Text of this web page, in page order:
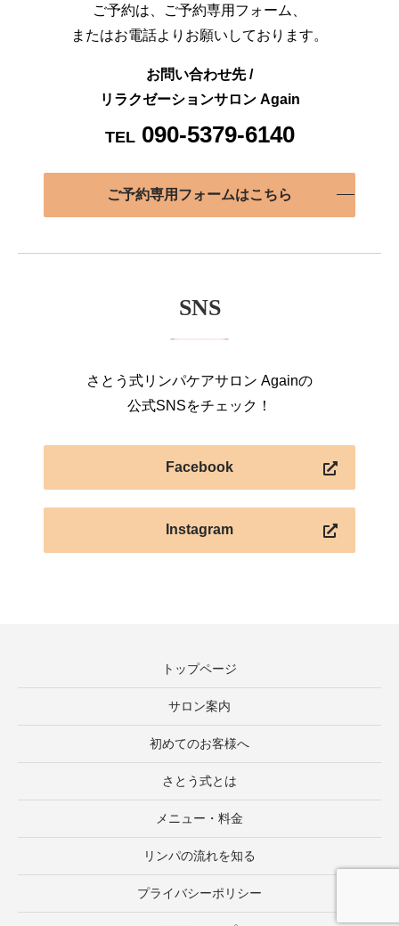
ご予約は、ご予約専用フォーム、
またはお電話よりお願いしております。
お問い合わせ先 /
リラクゼーションサロン Again
TEL 090-5379-6140
ご予約専用フォームはこちら
SNS
さとう式リンパケアサロン Againの
公式SNSをチェック！
Facebook
Instagram
トップページ
サロン案内
初めてのお客様へ
さとう式とは
メニュー・料金
リンパの流れを知る
プライバシーポリシー